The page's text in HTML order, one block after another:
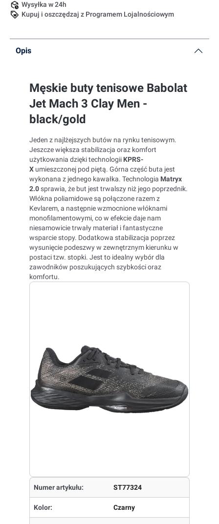
Wysyłka w 24h
Kupuj i oszczędzaj z Programem Lojalnościowym
Opis
Męskie buty tenisowe Babolat
Jet Mach 3 Clay Men -
black/gold
Jeden z najlżejszych butów na rynku tenisowym.
Jeszcze większa stabilizacja oraz komfort
użytkowania dzięki technologii KPRS-
X umieszczonej pod piętą. Górna część buta jest
wykonana z jednego kawałka. Technologia Matryx
2.0sprawia, że but jest trwalszy niż jego poprzednik.
Włókna poliamidowe są połączone razem z
Kevlarem, a następnie wzmocnione włóknami
monofilamentowymi, co w efekcie daje nam
niesamowicie trwały materiał i fantastyczne
wsparcie stopy. Dodatkowa stabilizacja poprzez
wysunięcie podeszwy w zewnętrznym kierunku w
postaci tzw. stopki. Jest to idealny wybór dla
zawodników poszukujących szybkości oraz
komfortu.
Numer artykułu: ST77324
Kolor: Czarny